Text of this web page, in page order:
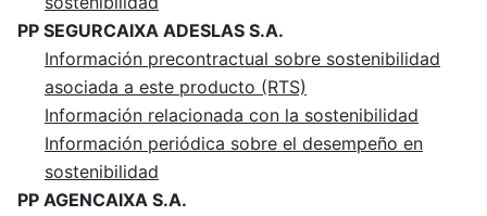
PP SEGURCAIXA ADESLAS S.A.
Información precontractual sobre sostenibilidad
asociada a este producto (RTS)
Información relacionada con la sostenibilidad
Información periódica sobre el desempeño en
sostenibilidad
PP AGENCAIXA S.A.